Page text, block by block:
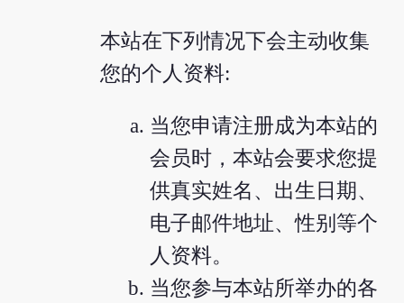
本站在下列情况下会主动收集
您的个人资料:
当您申请注册成为本站的
会员时，本站会要求您提
供真实姓名、出生日期、
电子邮件地址、性别等个
人资料。
当您参与本站所举办的各